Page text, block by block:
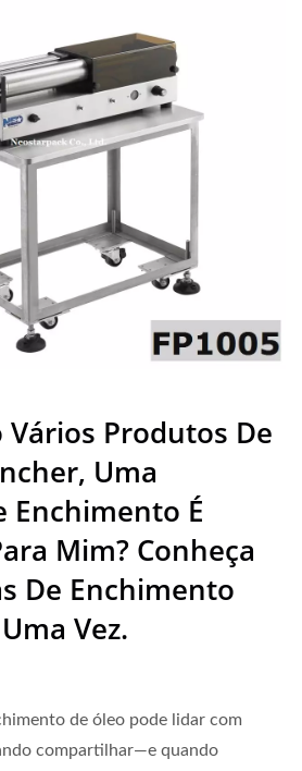
De
Industrial De
|
Co., Ltd.
Vários Produtos De
Uma
Enchimento É
Mim? Conheça
De Enchimento
Vez.
de óleo pode lidar com
compartilhar—e quando